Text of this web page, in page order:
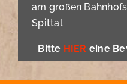
am großen
Spittal
Bitte HIER eine